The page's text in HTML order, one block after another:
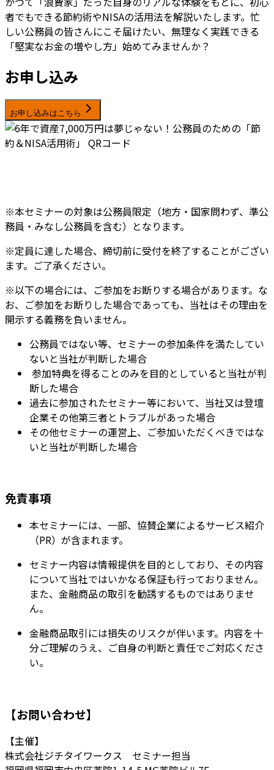
者でもできる節約術やNISAの活用法を解説いたします。忙
しい公務員の皆さんにこそ届けたい、無理なく実践できる
「堅実なお金の増やし方」始めてみませんか？
お申し込み
お申し込みはこちら
※本セミナーの対象は公務員限定（地方・国家問わず、準公
務員・みなし公務員を含む）となります。
※定員に達した場合、締切前に受付を終了することがござい
ます。ご了承ください。
※以下の場合には、ご参加をお断りする場合があります。な
お、ご参加をお断りした場合であっても、当社はその理由を
開示する義務を負いません。
公務員ではない等、セミナーの参加条件を満たしてい
ないと当社が判断した場合
参加特典を得ることのみを目的としていると当社が判
断した場合
過去に参加されたセミナー等において、当社又は登壇
企業その他第三者とトラブルがあった場合
その他セミナーの運営上、ご参加いただくべきではな
いと当社が判断した場合
免責事項
本セミナーには、一部、協賛企業によるサービス紹介
（PR）が含まれます。
セミナー内容は情報提供を目的としており、その内容
について当社ではいかなる保証も行っておりません。
また、金融商品の取引を勧誘するものではありませ
ん。
金融商品取引には損失のリスクが伴います。内容を十
分ご理解のうえ、ご自身の判断と責任でご対応くださ
い。
【お問い合わせ】
【主催】
株式会社ジチタイワークス セミナー担当